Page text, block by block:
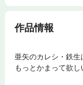
作品情報
亜矢のカレシ・鉄生
もっとかまって欲
きって言えなくて…